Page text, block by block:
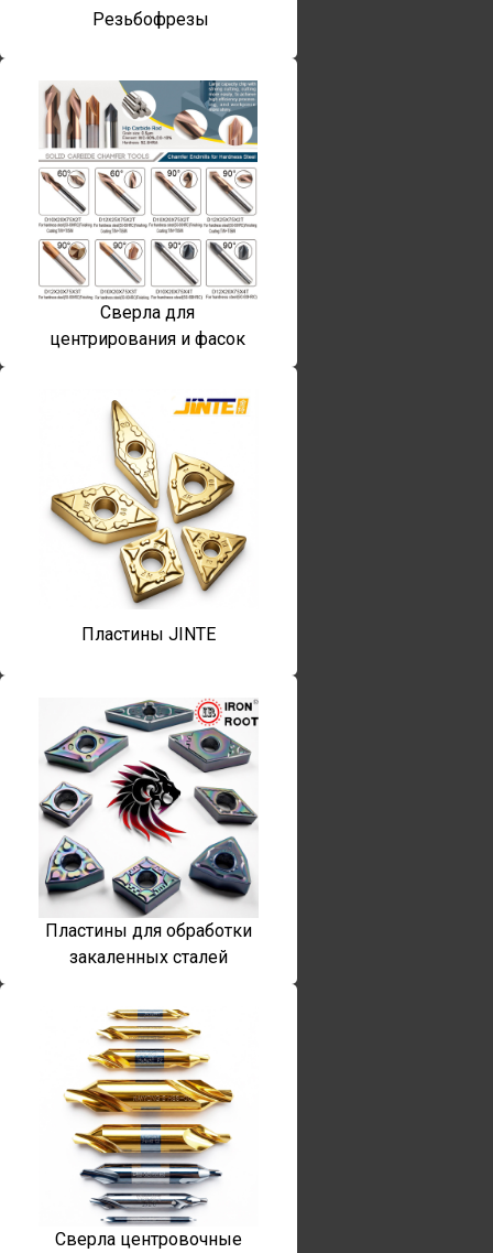
Резьбофрезы
Сверла для
центрирования и фасок
Пластины JINTE
Пластины для обработки
закаленных сталей
Сверла центровочные